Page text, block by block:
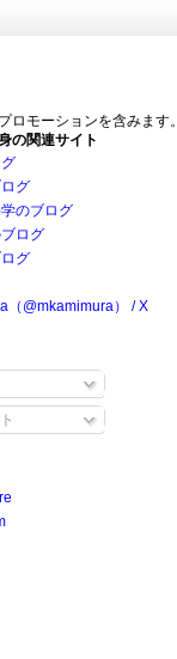
ロモーションを含みます。
の関連サイト
グ
のブログ
ログ
グ
（@mkamimura） / X